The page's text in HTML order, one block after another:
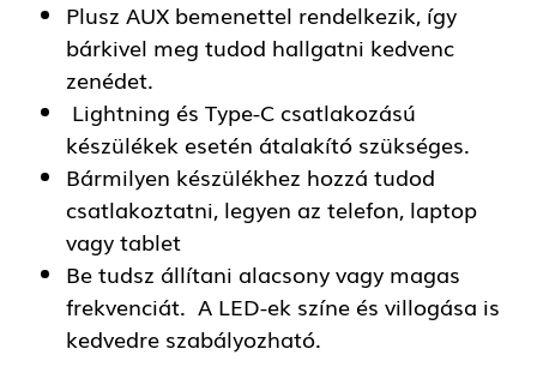
Plusz AUX bemenettel rendelkezik, így
bárkivel meg tudod hallgatni kedvenc
zenédet.
Lightning és Type-C csatlakozású
készülékek esetén átalakító szükséges.
Bármilyen készülékhez hozzá tudod
csatlakoztatni, legyen az telefon, laptop
vagy tablet
Be tudsz állítani alacsony vagy magas
frekvenciát. A LED-ek színe és villogása is
kedvedre szabályozható.